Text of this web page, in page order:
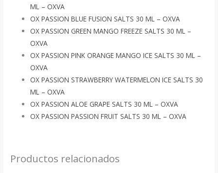
ML – OXVA
OX PASSION BLUE FUSION SALTS 30 ML – OXVA
OX PASSION GREEN MANGO FREEZE SALTS 30 ML –
OXVA
OX PASSION PINK ORANGE MANGO ICE SALTS 30 ML –
OXVA
OX PASSION STRAWBERRY WATERMELON ICE SALTS 30
ML – OXVA
OX PASSION ALOE GRAPE SALTS 30 ML – OXVA
OX PASSION PASSION FRUIT SALTS 30 ML – OXVA
Productos relacionados